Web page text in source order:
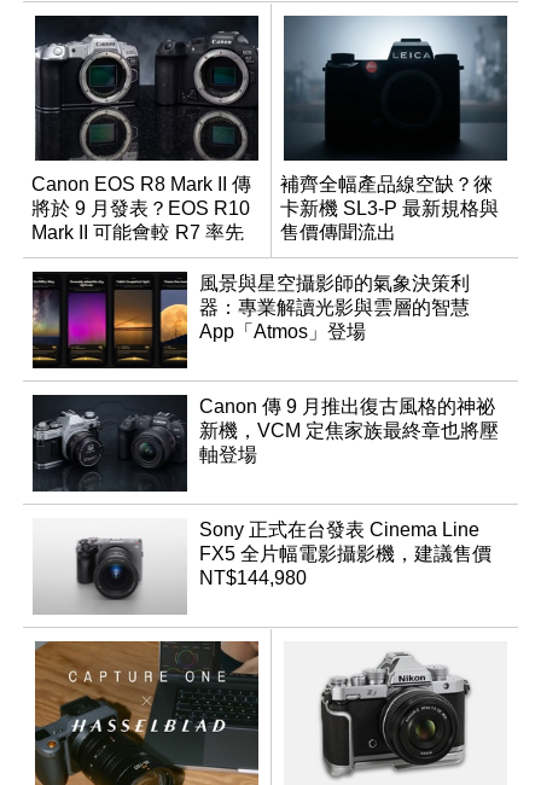
Canon EOS R8 Mark II 傳
將於 9 月發表？EOS R10
Mark II 可能會較 R7 率先
推出
補齊全幅產品線空缺？徠
卡新機 SL3-P 最新規格與
售價傳聞流出
風景與星空攝影師的氣象決策利
器：專業解讀光影與雲層的智慧
App「Atmos」登場
Canon 傳 9 月推出復古風格的神祕
新機，VCM 定焦家族最終章也將壓
軸登場
Sony 正式在台發表 Cinema Line
FX5 全片幅電影攝影機，建議售價
NT$144,980